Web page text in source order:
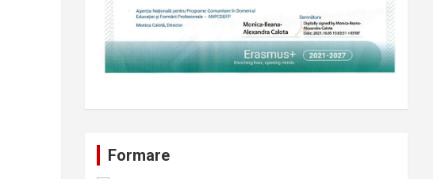
Formare